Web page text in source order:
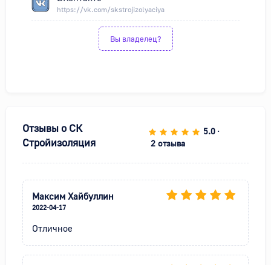
https://vk.com/skstrojizolyaciya
Вы владелец?
Отзывы о СК
Стройизоляция
5.0 •
2 отзыва
Максим Хайбуллин
2022-04-17
Отличное